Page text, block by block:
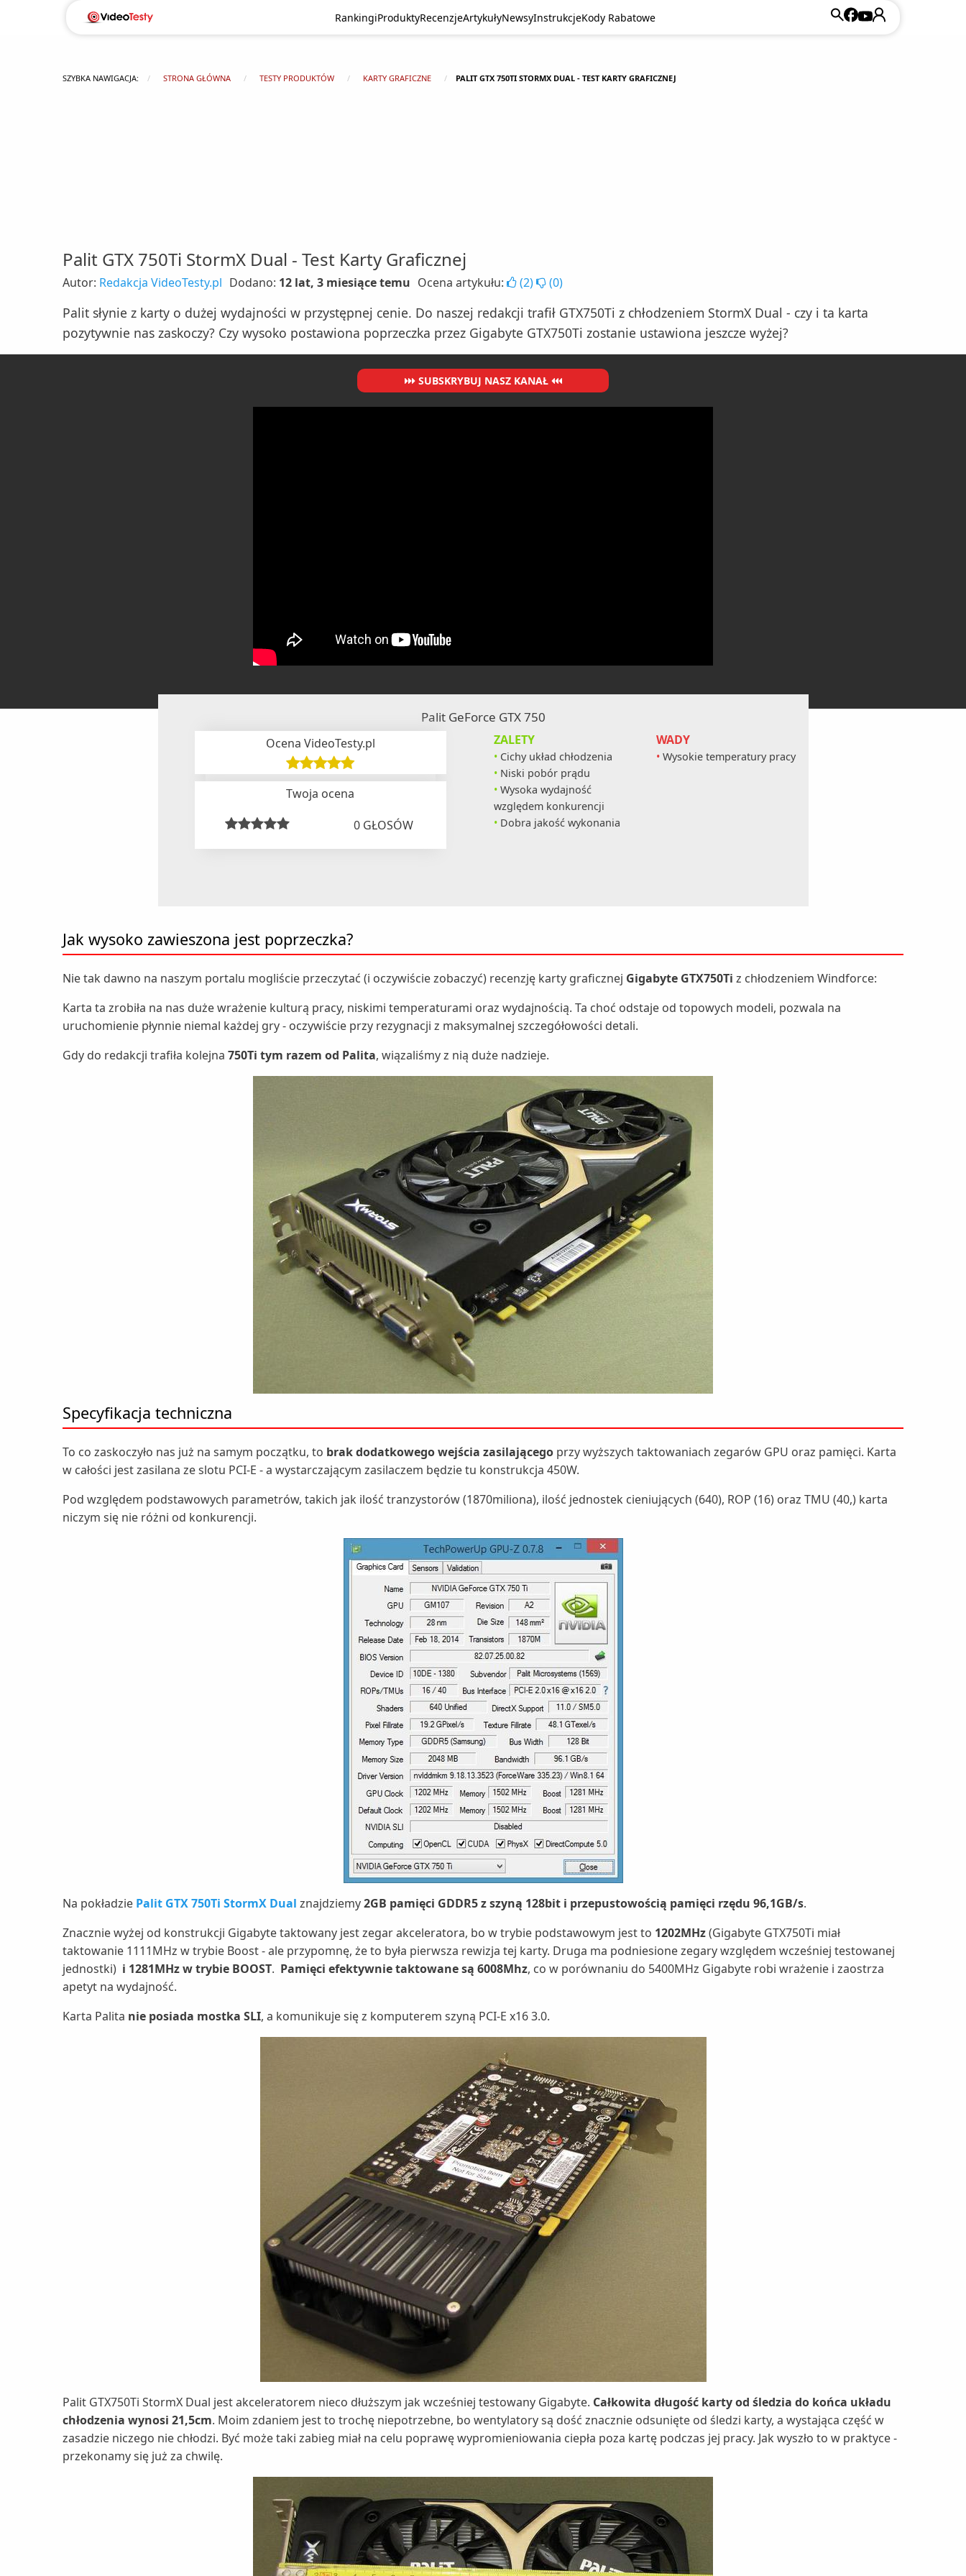
RankingiProduktyRecenzjeArtykułyNewsyInstrukcjeKody Rabatowe
SZYBKA NAWIGACJA: STRONA GŁÓWNA TESTY PRODUKTÓW KARTY GRAFICZNE PALIT GTX 750TI STORMX DUAL - TEST KARTY GRAFICZNEJ
Palit GTX 750Ti StormX Dual - Test Karty Graficznej
Autor: Redakcja VideoTesty.pl Dodano: 12 lat, 3 miesiące temu Ocena artykułu: (2) (0)
Palit słynie z karty o dużej wydajności w przystępnej cenie. Do naszej redakcji trafił GTX750Ti z chłodzeniem StormX Dual - czy i ta karta
pozytywnie nas zaskoczy? Czy wysoko postawiona poprzeczka przez Gigabyte GTX750Ti zostanie ustawiona jeszcze wyżej?
SUBSKRYBUJ NASZ KANAŁ
Palit GeForce GTX 750
Ocena VideoTesty.pl
Twoja ocena
0GŁOSÓW
ZALETY
Cichy układ chłodzenia
Niski pobór prądu
Wysoka wydajność
względem konkurencji
Dobra jakość wykonania
WADY
Wysokie temperatury pracy
Jak wysoko zawieszona jest poprzeczka?
Nie tak dawno na naszym portalu mogliście przeczytać (i oczywiście zobaczyć) recenzję karty graficznej Gigabyte GTX750Ti z chłodzeniem Windforce:
Karta ta zrobiła na nas duże wrażenie kulturą pracy, niskimi temperaturami oraz wydajnością. Ta choć odstaje od topowych modeli, pozwala na
uruchomienie płynnie niemal każdej gry - oczywiście przy rezygnacji z maksymalnej szczegółowości detali.
Gdy do redakcji trafiła kolejna 750Ti tym razem od Palita, wiązaliśmy z nią duże nadzieje.
Specyfikacja techniczna
To co zaskoczyło nas już na samym początku, to brak dodatkowego wejścia zasilającego przy wyższych taktowaniach zegarów GPU oraz pamięci. Karta
w całości jest zasilana ze slotu PCI-E - a wystarczającym zasilaczem będzie tu konstrukcja 450W.
Pod względem podstawowych parametrów, takich jak ilość tranzystorów (1870miliona), ilość jednostek cieniujących (640), ROP (16) oraz TMU (40,) karta
niczym się nie różni od konkurencji.
Na pokładzie Palit GTX 750Ti StormX Dual znajdziemy2GB pamięci GDDR5 z szyną 128bit i przepustowością pamięci rzędu 96,1GB/s.
Znacznie wyżej od konstrukcji Gigabyte taktowany jest zegar akceleratora, bo w trybie podstawowym jest to 1202MHz(Gigabyte GTX750Ti miał
taktowanie 1111MHz w trybie Boost - ale przypomnę, że to była pierwsza rewizja tej karty. Druga ma podniesione zegary względem wcześniej testowanej
jednostki) i 1281MHz w trybie BOOST. Pamięci efektywnie taktowane są 6008Mhz, co w porównaniu do 5400MHz Gigabyte robi wrażenie i zaostrza
apetyt na wydajność.
Karta Palita nie posiada mostka SLI, a komunikuje się z komputerem szyną PCI-E x16 3.0.
Palit GTX750Ti StormX Dual jest akceleratorem nieco dłuższym jak wcześniej testowany Gigabyte. Całkowita długość karty od śledzia do końca układu
chłodzenia wynosi 21,5cm. Moim zdaniem jest to trochę niepotrzebne, bo wentylatory są dość znacznie odsunięte od śledzi karty, a wystająca część w
zasadzie niczego nie chłodzi. Być może taki zabieg miał na celu poprawę wypromieniowania ciepła poza kartę podczas jej pracy. Jak wyszło to w praktyce -
przekonamy się już za chwilę.